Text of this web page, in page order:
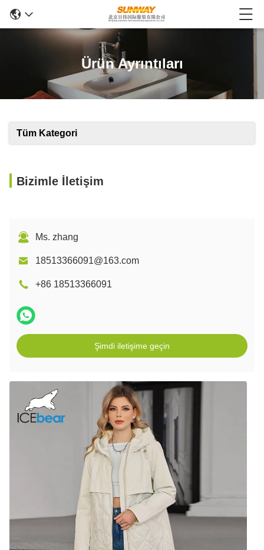
Ürün Ayrıntıları
Tüm Kategori
Bizimle İletişim
Ms. zhang
18513366091@163.com
+86 18513366091
Şimdi iletişime geçin